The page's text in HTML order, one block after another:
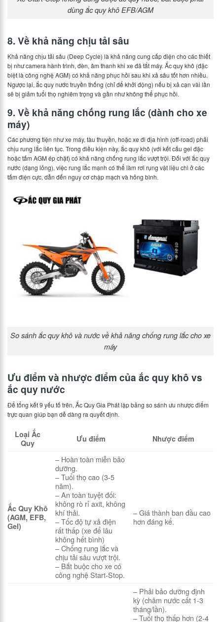
dùng ắc quy khô EFB/AGM
8. Về khả năng chịu tải sâu
Khả năng chịu tải sâu (Deep Cycle) là khả năng cung cấp điện cho các thiết
bị như camera hành trình, đèn, âm thanh khi xe đã tắt máy. Ắc quy khô (đặc
biệt là công nghệ AGM) có khả năng phục hồi sau khi xả sâu tốt hơn nhiều.
Ngược lại, ắc quy nước truyền thống (chỉ để khởi động) nếu bị xả cạn vài lần
sẽ bị giảm tuổi thọ nghiêm trọng và gần như không thể phục hồi.
9. Về khả năng chống rung lắc (dành cho xe
máy)
Các phương tiện như xe máy, tàu thuyền, hoặc xe đi địa hình (off-road) phải
chịu rung lắc liên tục. Trong điều kiện này, ắc quy khô (với kết cấu gel đặc
hoặc tấm AGM ép chặt) có khả năng chống rung lắc vượt trội. Đối với ắc quy
nước (dạng lỏng), việc rung lắc mạnh có thể làm rơi rụng vật liệu chì ở các
tấm điện cực, dẫn đến nguy cơ chập mạch và hỏng bình.
So sánh ắc quy khô và nước về khả năng chống rung lắc cho xe
máy
Ưu điểm và nhược điểm của ắc quy khô vs
ắc quy nước
Để tổng kết 9 yếu tố trên, Ắc Quy Gia Phát lập bảng so sánh ưu nhược điểm
trực quan giúp bạn dễ dàng ra quyết định.
Loại Ắc
Quy
Ưu điểm Nhược điểm
Ắc Quy Khô
(AGM, EFB,
Gel)
– Hoàn toàn miễn bảo
dưỡng.
– Tuổi thọ cao (3-5
năm).
– An toàn tuyệt đối:
không rò rỉ axit, không
khí thải.
– Tốc độ tự xả điện
rất thấp (xe để lâu
không hết bình)
– Chống rung lắc và
chịu tải sâu vượt trội.
– Bắt buộc cho xe có
công nghệ Start-Stop.
– Giá thành ban đầu cao
hơn đáng kể.
– Phải bảo dưỡng định
kỳ (châm nước cất 1-3
tháng/lần).
– Tuổi thọ thấp hơn (2-4